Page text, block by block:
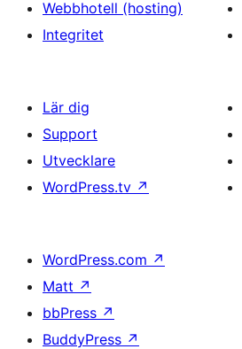
Webbhotell (hosting)
Integritet
Lär dig
Support
Utvecklare
WordPress.tv ↗
WordPress.com ↗
Matt ↗
bbPress ↗
BuddyPress ↗